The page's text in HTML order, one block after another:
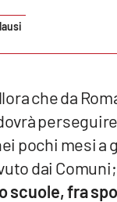
che da
pochi mesi a
dai Comuni;
scuole, fra